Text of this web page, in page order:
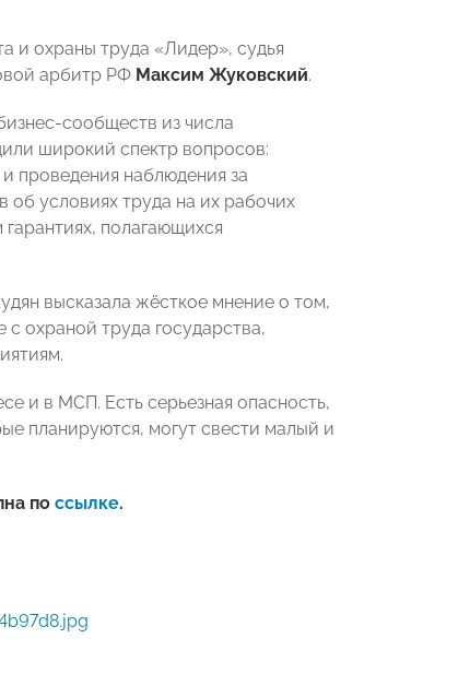
и охраны труда «Лидер», судья
арбитр РФ Максим Жуковский.
сообществ из числа
широкий спектр вопросов:
проведения наблюдения за
условиях труда на их рабочих
полагающихся
высказала жёсткое мнение о том,
охраной труда государства,
и в МСП. Есть серьезная опасность,
планируются, могут свести малый и
по ссылке.